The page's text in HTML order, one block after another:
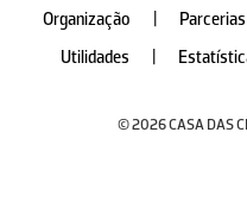
Organização
Parcerias
Utilidades
© 2026 CASA DAS